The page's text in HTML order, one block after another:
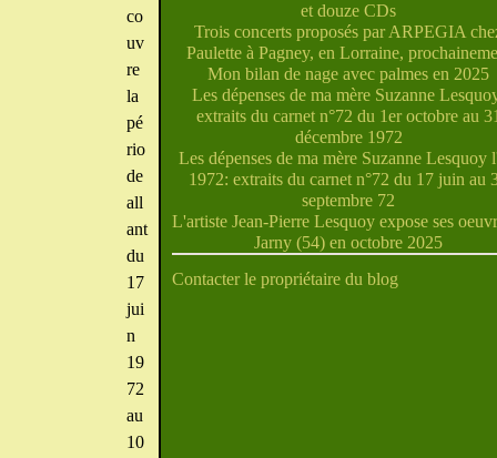
co
uv
re
la
pé
rio
de
all
ant
du
17
jui
n
19
72
au
10
et douze CDs
Trois concerts proposés par ARPEGIA
Paulette à Pagney, en Lorraine,
Mon bilan de nage avec palmes en 2025
Les dépenses de ma mère Suzanne
extraits du carnet n°72 du 1er octobre au
décembre 1972
Les dépenses de ma mère Suzanne Lesquoy
1972: extraits du carnet n°72 du 17 juin au
septembre 72
L'artiste Jean-Pierre Lesquoy expose ses
Jarny (54) en octobre 2025
Contacter le propriétaire du blog